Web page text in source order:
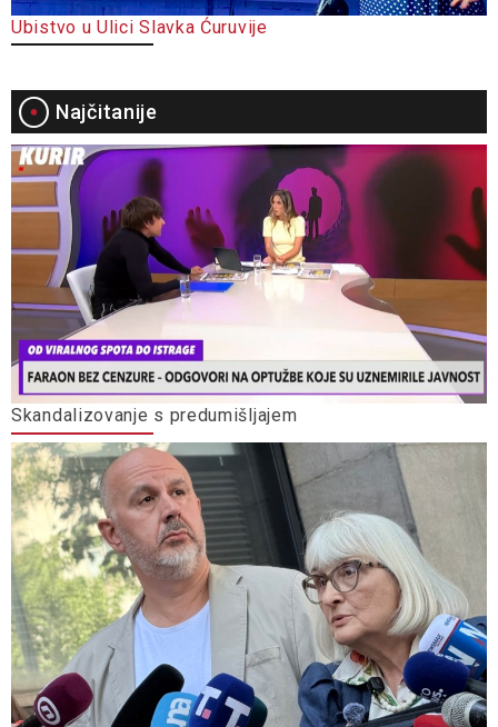
Ubistvo u Ulici Slavka Ćuruvije
Najčitanije
Skandalizovanje s predumišljajem